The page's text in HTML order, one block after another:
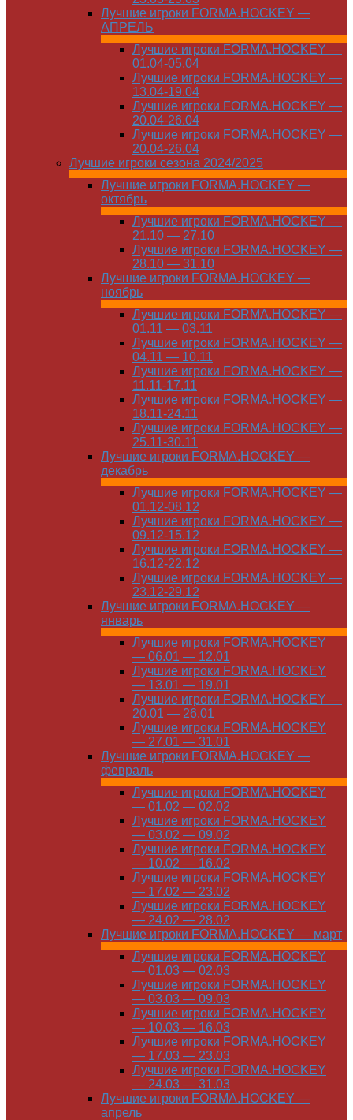
Лучшие игроки FORMA.HOCKEY —
АПРЕЛЬ
Лучшие игроки FORMA.HOCKEY —
01.04-05.04
Лучшие игроки FORMA.HOCKEY —
13.04-19.04
Лучшие игроки FORMA.HOCKEY —
20.04-26.04
Лучшие игроки FORMA.HOCKEY —
20.04-26.04
Лучшие игроки сезона 2024/2025
Лучшие игроки FORMA.HOCKEY —
октябрь
Лучшие игроки FORMA.HOCKEY —
21.10 — 27.10
Лучшие игроки FORMA.HOCKEY —
28.10 — 31.10
Лучшие игроки FORMA.HOCKEY —
ноябрь
Лучшие игроки FORMA.HOCKEY —
01.11 — 03.11
Лучшие игроки FORMA.HOCKEY —
04.11 — 10.11
Лучшие игроки FORMA.HOCKEY —
11.11-17.11
Лучшие игроки FORMA.HOCKEY —
18.11-24.11
Лучшие игроки FORMA.HOCKEY —
25.11-30.11
Лучшие игроки FORMA.HOCKEY —
декабрь
Лучшие игроки FORMA.HOCKEY —
01.12-08.12
Лучшие игроки FORMA.HOCKEY —
09.12-15.12
Лучшие игроки FORMA.HOCKEY —
16.12-22.12
Лучшие игроки FORMA.HOCKEY —
23.12-29.12
Лучшие игроки FORMA.HOCKEY —
январь
Лучшие игроки FORMA.HOCKEY
— 06.01 — 12.01
Лучшие игроки FORMA.HOCKEY
— 13.01 — 19.01
Лучшие игроки FORMA.HOCKEY —
20.01 — 26.01
Лучшие игроки FORMA.HOCKEY
— 27.01 — 31.01
Лучшие игроки FORMA.HOCKEY —
февраль
Лучшие игроки FORMA.HOCKEY
— 01.02 — 02.02
Лучшие игроки FORMA.HOCKEY
— 03.02 — 09.02
Лучшие игроки FORMA.HOCKEY
— 10.02 — 16.02
Лучшие игроки FORMA.HOCKEY
— 17.02 — 23.02
Лучшие игроки FORMA.HOCKEY
— 24.02 — 28.02
Лучшие игроки FORMA.HOCKEY — март
Лучшие игроки FORMA.HOCKEY
— 01.03 — 02.03
Лучшие игроки FORMA.HOCKEY
— 03.03 — 09.03
Лучшие игроки FORMA.HOCKEY
— 10.03 — 16.03
Лучшие игроки FORMA.HOCKEY
— 17.03 — 23.03
Лучшие игроки FORMA.HOCKEY
— 24.03 — 31.03
Лучшие игроки FORMA.HOCKEY —
апрель